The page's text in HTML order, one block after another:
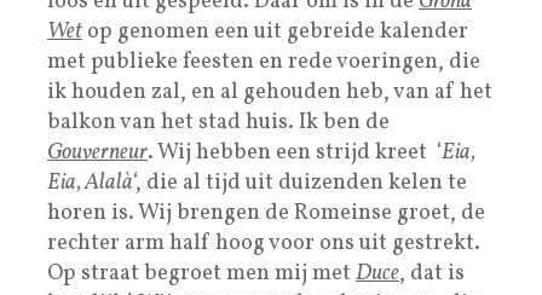
Wet op genomen een uit gebreide kalender
met publieke feesten en rede voeringen, die
ik houden zal, en al gehouden heb, van af het
balkon van het stad huis. Ik ben de
Gouverneur. Wij hebben een strijd kreet ‘Eia,
Eia, Alalà‘, die al tijd uit duizenden kelen te
horen is. Wij brengen de Romeinse groet, de
rechter arm half hoog voor ons uit gestrekt.
Op straat begroet men mij met Duce, dat is